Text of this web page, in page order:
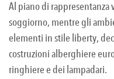
Al piano di rappresentanza
soggiorno, mentre gli
elementi in stile liberty,
costruzioni alberghiere
ringhiere e dei lampadari.